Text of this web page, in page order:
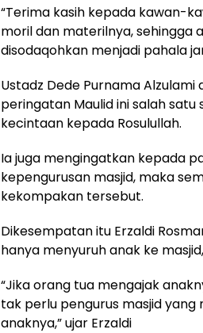
“Terima kasih kepada kawan-
moril dan materilnya, sehingga
disodaqohkan menjadi pahala
Ustadz Dede Purnama
peringatan Maulid ini salah
kecintaan kepada Rosulullah.
Ia juga mengingatkan kepada
kepengurusan masjid, maka
kekompakan tersebut.
Dikesempatan itu Erzaldi
hanya menyuruh anak ke
“Jika orang tua mengajak
tak perlu pengurus masjid
anaknya,” ujar Erzaldi